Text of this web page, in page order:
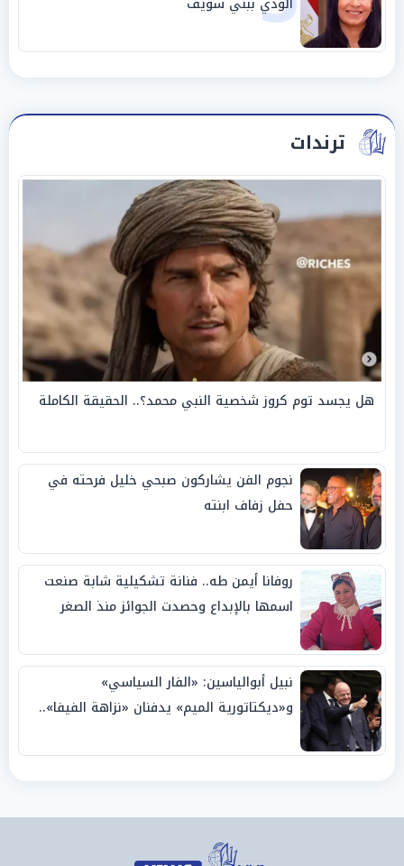
ترندات
هل يجسد توم كروز شخصية النبي محمد؟.. الحقيقة الكاملة
نجوم الفن يشاركون صبحي خليل فرحته في
حفل زفاف ابنته
روفانا أيمن طه.. فنانة تشكيلية شابة صنعت
اسمها بالإبداع وحصدت الجوائز منذ الصغر
نبيل أبوالياسين: «الفار السياسي»
و«ديكتاتورية الميم» يدفنان «نزاهة الفيفا»..